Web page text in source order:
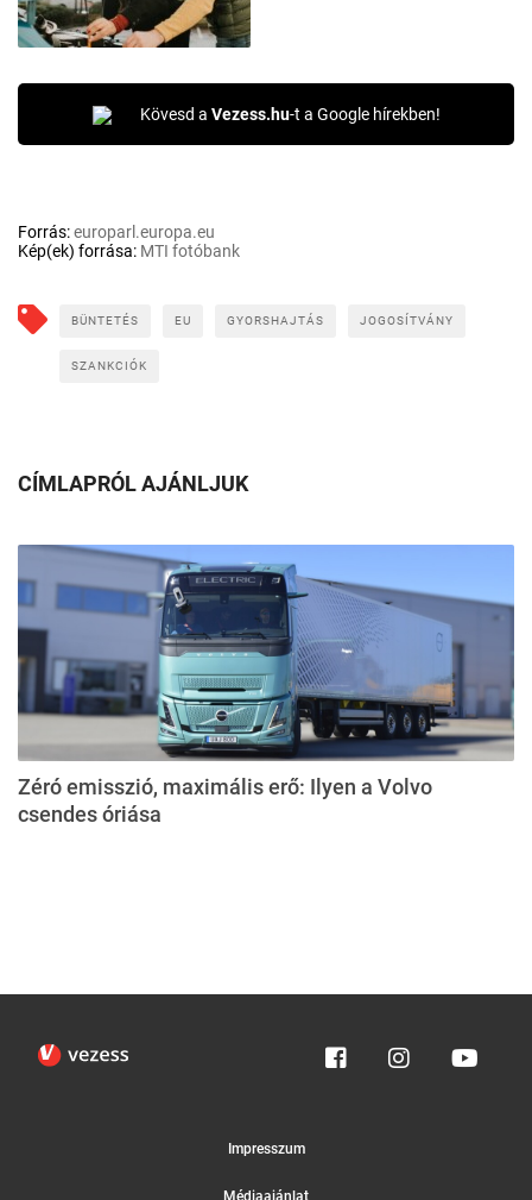
Kövesd a Vezess.hu-t a Google hírekben!
Forrás:europarl.europa.eu
Kép(ek) forrása: MTI fotóbank
BÜNTETÉS EU GYORSHAJTÁS JOGOSÍTVÁNY
SZANKCIÓK
CÍMLAPRÓL AJÁNLJUK
Zéró emisszió, maximális erő: Ilyen a Volvo
csendes óriása
Impresszum
Médiaajánlat